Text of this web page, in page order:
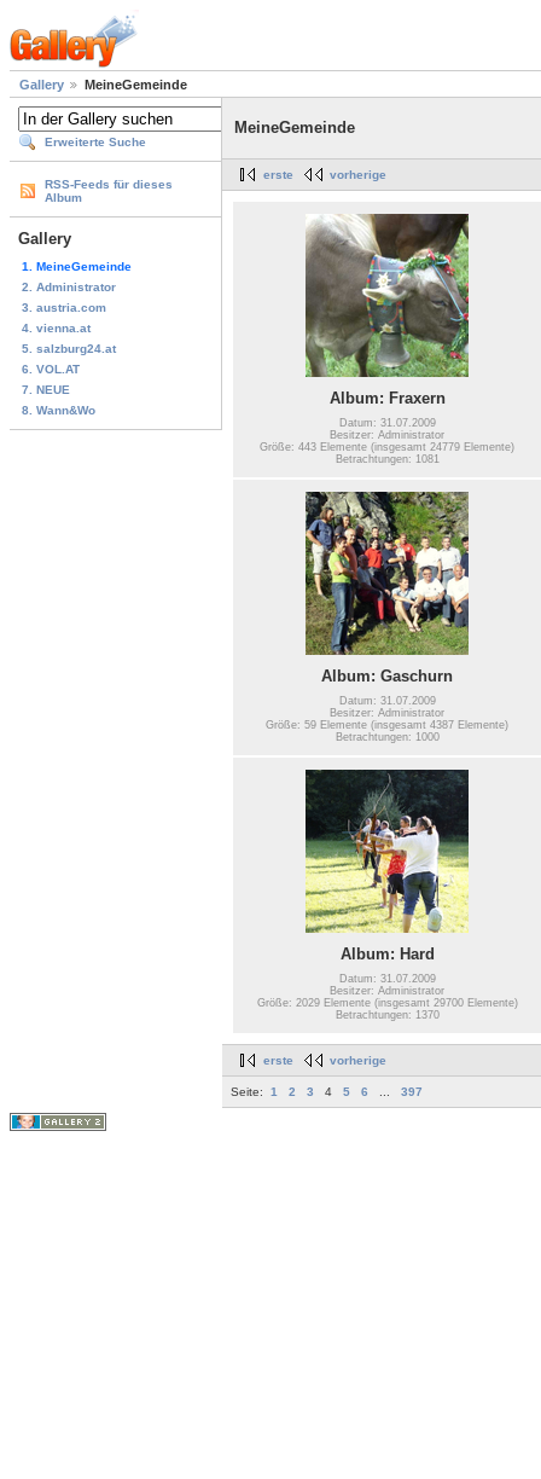
Gallery MeineGemeinde
Erweiterte Suche
RSS-Feeds für dieses
Album
Gallery
1. MeineGemeinde
2. Administrator
3. austria.com
4. vienna.at
5. salzburg24.at
6. VOL.AT
7. NEUE
8. Wann&Wo
MeineGemeinde
erste vorherige
Album: Fraxern
Datum: 31.07.2009
Besitzer: Administrator
Größe: 443 Elemente (insgesamt 24779 Elemente)
Betrachtungen: 1081
Album: Gaschurn
Datum: 31.07.2009
Besitzer: Administrator
Größe: 59 Elemente (insgesamt 4387 Elemente)
Betrachtungen: 1000
Album: Hard
Datum: 31.07.2009
Besitzer: Administrator
Größe: 2029 Elemente (insgesamt 29700 Elemente)
Betrachtungen: 1370
erste vorherige
Seite: 1 2 3 4 5 6 397